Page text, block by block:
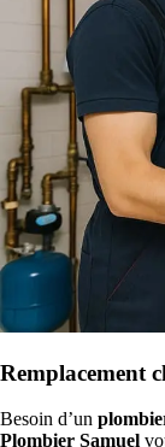
Remplacement
Besoin d’un
Plombier Samuel